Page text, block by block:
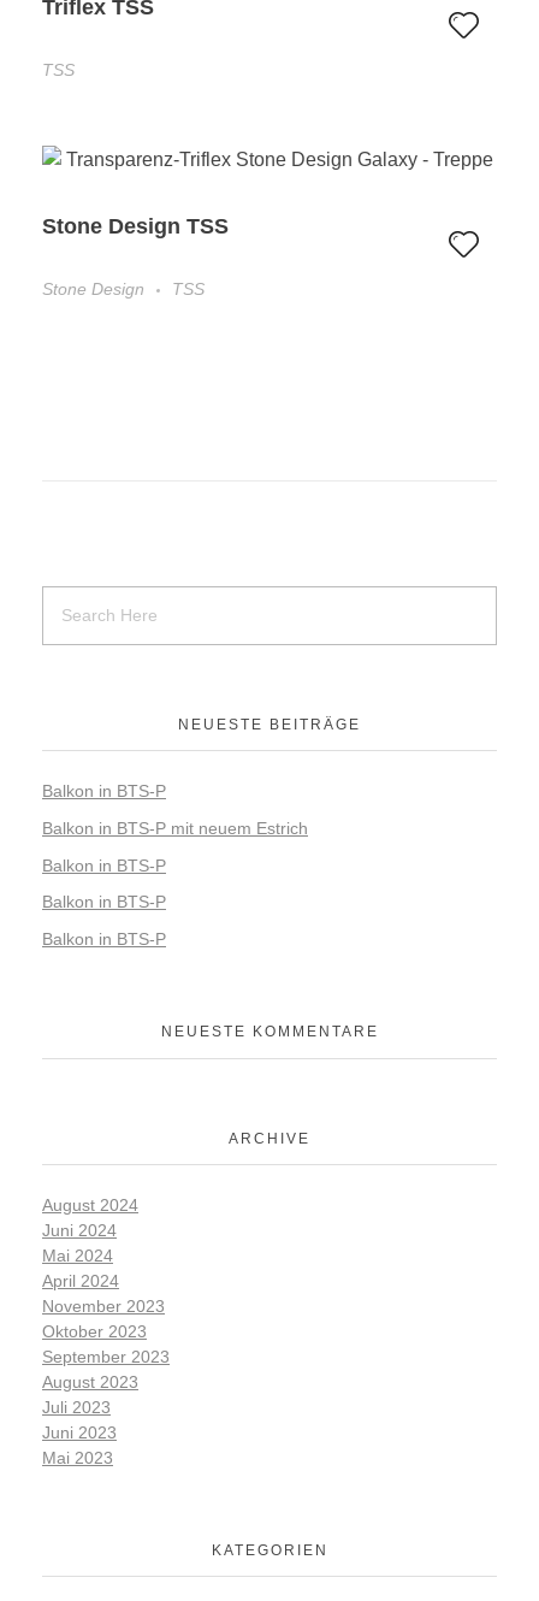
Triflex TSS
TSS
Stone Design TSS
Stone Design TSS
NEUESTE BEITRÄGE
Balkon in BTS-P
Balkon in BTS-P mit neuem Estrich
Balkon in BTS-P
Balkon in BTS-P
Balkon in BTS-P
NEUESTE KOMMENTARE
ARCHIVE
August 2024
Juni 2024
Mai 2024
April 2024
November 2023
Oktober 2023
September 2023
August 2023
Juli 2023
Juni 2023
Mai 2023
KATEGORIEN